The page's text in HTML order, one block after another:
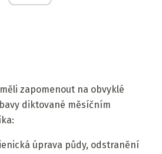
zapomenout na obvyklé
diktované měsíčním
úprava půdy, odstranění